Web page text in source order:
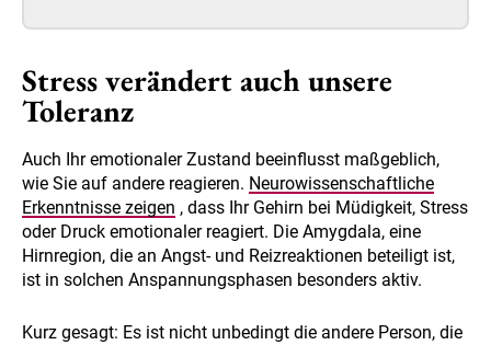
Stress verändert auch unsere
Toleranz
Auch Ihr emotionaler Zustand beeinflusst maßgeblich,
wie Sie auf andere reagieren. Neurowissenschaftliche
Erkenntnisse zeigen , dass Ihr Gehirn bei Müdigkeit, Stress
oder Druck emotionaler reagiert. Die Amygdala, eine
Hirnregion, die an Angst- und Reizreaktionen beteiligt ist,
ist in solchen Anspannungsphasen besonders aktiv.
Kurz gesagt: Es ist nicht unbedingt die andere Person, die